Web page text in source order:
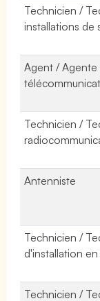
Technicien /
installations de
Agent /
Technicien /
Antenniste
Technicien /
d'installation
Technicien /